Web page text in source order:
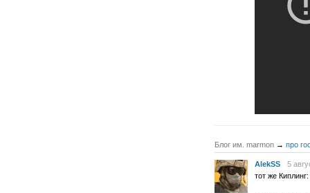
Блог им. marmon → про
AlekSS
5
тот же Киплинг: